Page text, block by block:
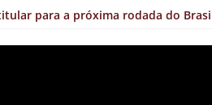
para a próxima rodada do